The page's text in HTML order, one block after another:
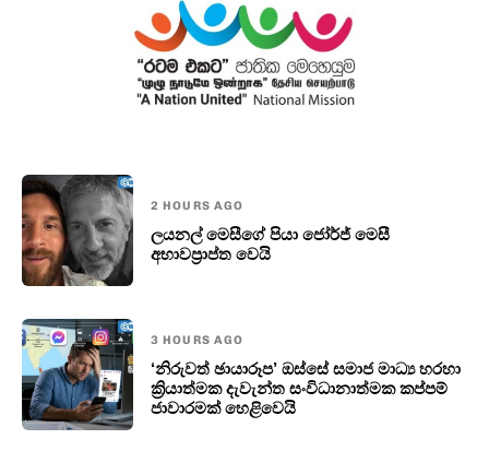
2 HOURS AGO
ලයනල් මෙසීගේ පියා ජෝර්ජ් මෙසී
අභාවප්‍රාප්ත වෙයි
3 HOURS AGO
‘නිරුවත් ඡායාරූප’ ඔස්සේ සමාජ මාධ්‍ය හරහා
ක්‍රියාත්මක දැවැන්ත සංවිධානාත්මක කප්පම්
ජාවාරමක් හෙළිවෙයි